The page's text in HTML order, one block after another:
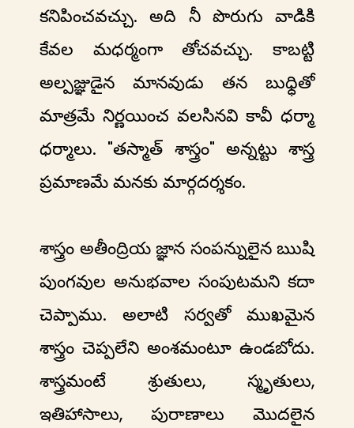
కనిపించవచ్చు. అది నీ పొరుగు వాడికి
కేవల మధర్మంగా తోచవచ్చు. కాబట్టి
అల్పజ్ఞుడైన మానవుడు తన బుధ్ధితో
మాత్రమే నిర్ణయించ వలసినవి కావీ ధర్మా
ధర్మాలు. "తస్మాత్ శాస్త్రం" అన్నట్టు శాస్త్ర
ప్రమాణమే మనకు మార్గదర్శకం.
శాస్త్రం అతీంద్రియ జ్ఞాన సంపన్నులైన ఋషి
పుంగవుల అనుభవాల సంపుటమని కదా
చెప్పాము. అలాటి సర్వతో ముఖమైన
శాస్త్రం చెప్పలేని అంశమంటూ ఉండబోదు.
శాస్త్రమంటే శ్రుతులు, స్మృతులు,
ఇతిహాసాలు, పురాణాలు మొదలైన